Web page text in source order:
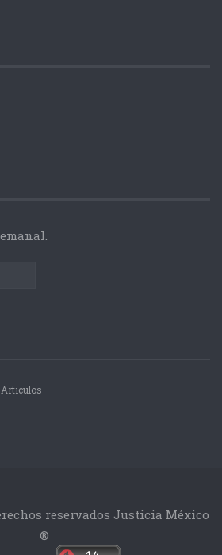
Articulos
reservados Justicia México
®